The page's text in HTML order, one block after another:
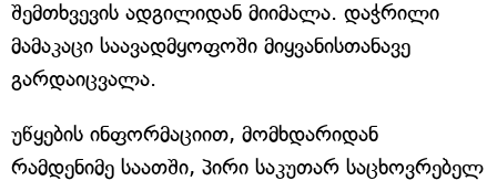
შემთხვევის ადგილიდან მიიმალა. დაჭრილი
მამაკაცი საავადმყოფოში მიყვანისთანავე
გარდაიცვალა.
უწყების ინფორმაციით, მომხდარიდან
რამდენიმე საათში, პირი საკუთარ საცხოვრებელ